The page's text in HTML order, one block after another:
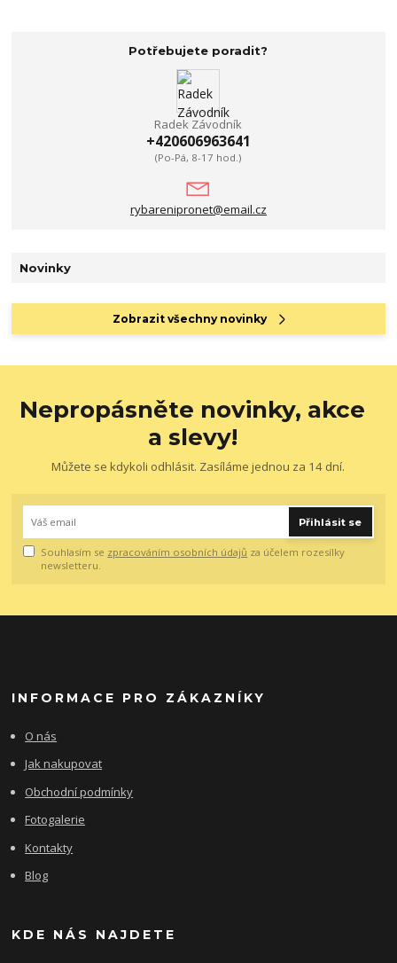
Potřebujete poradit?
Radek Závodník
+420606963641
(Po-Pá, 8-17 hod.)
rybarenipronet@email.cz
Novinky
Zobrazit všechny novinky
Nepropásněte novinky, akce
a slevy!
Můžete se kdykoli odhlásit. Zasíláme jednou za 14 dní.
Přihlásit se
Souhlasím se zpracováním osobních údajů za účelem rozesílky
newsletteru.
INFORMACE PRO ZÁKAZNÍKY
O nás
Jak nakupovat
Obchodní podmínky
Fotogalerie
Kontakty
Blog
KDE NÁS NAJDETE